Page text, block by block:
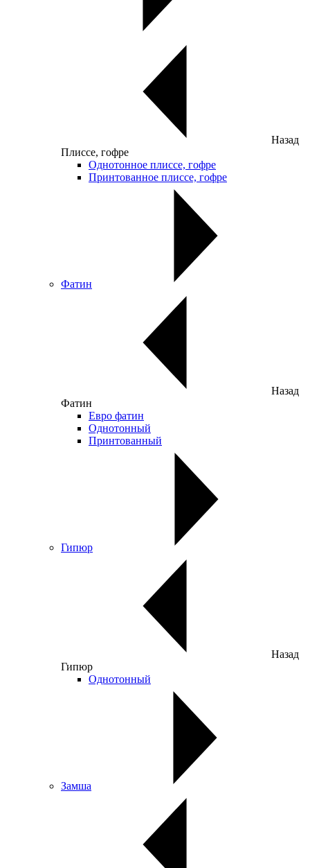
Назад
Плиссе, гофре
Однотонное плиссе, гофре
Принтованное плиссе, гофре
Фатин
Назад
Фатин
Евро фатин
Однотонный
Принтованный
Гипюр
Назад
Гипюр
Однотонный
Замша